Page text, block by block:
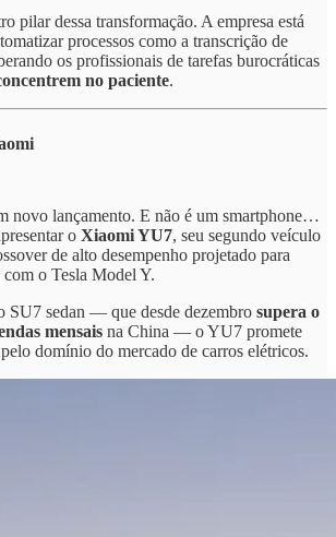
pilar dessa transformação. A empresa está
processos como a transcrição de
os profissionais de tarefas burocráticas
no paciente.
novo lançamento. E não é um smartphone…
o Xiaomi YU7, seu segundo veículo
de alto desempenho projetado para
o Tesla Model Y.
SU7 sedan — que desde dezembro supera o
mensais na China — o YU7 promete
domínio do mercado de carros elétricos.